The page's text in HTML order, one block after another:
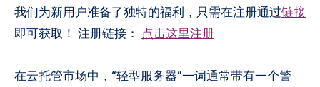
我们为新用户准备了独特的福利，只需在注册通过链接
即可获取！ 注册链接： 点击这里注册
在云托管市场中，“轻型服务器”一词通常带有一个警